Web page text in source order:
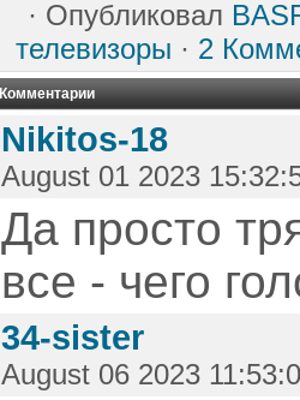
· Опубликовал
телевизоры · 2
Комментарии
Nikitos-18
August 01 2023
Да просто
все - чего
34-sister
August 06 2023